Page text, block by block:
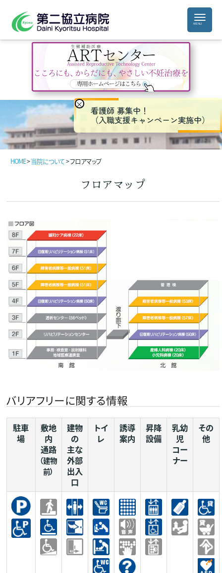
HOME>当院について>フロアマップ
フロアマップ
バリアフリーに関する情報
駐車
場
敷地
内
通路
（建物
前）
建物
の
主な
外部
出入
口
トイ
レ
誘導
案内
昇降
設備
乳幼
児
コー
ナー
その
他
×
看護師 募集中！
（入職支援キャンペーン実施中）